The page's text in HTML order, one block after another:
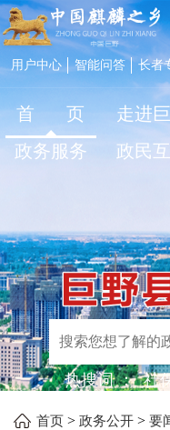
用户中心 智能问答 长者
首 页 走进
政务服务
政民
热搜词 ： 社
首页 > 政务公开 > 要